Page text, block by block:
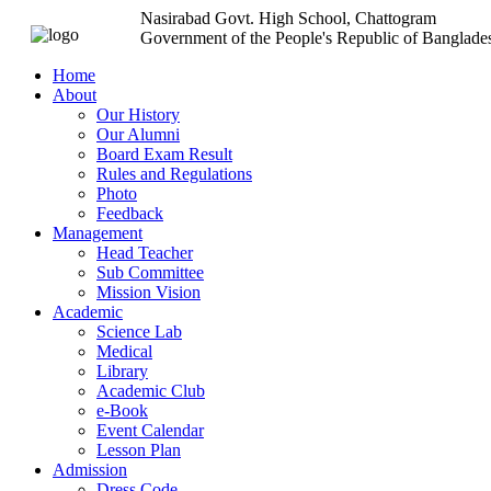
Nasirabad Govt. High School, Chattogram
Government of the People's Republic of
Home
About
Our History
Our Alumni
Board Exam Result
Rules and Regulations
Photo
Feedback
Management
Head Teacher
Sub Committee
Mission Vision
Academic
Science Lab
Medical
Library
Academic Club
e-Book
Event Calendar
Lesson Plan
Admission